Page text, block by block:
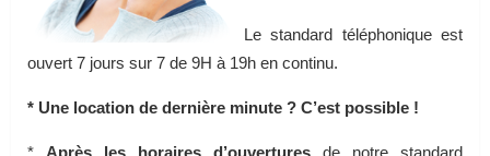
Le standard téléphonique est
ouvert 7 jours sur 7 de 9H à 19h en continu.
* Une location de dernière minute ? C’est possible !
* Après les horaires d’ouvertures de notre standard